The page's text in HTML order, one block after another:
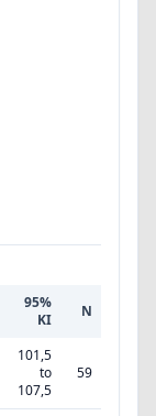
95%
KI
N
101,5
to
107,5
59